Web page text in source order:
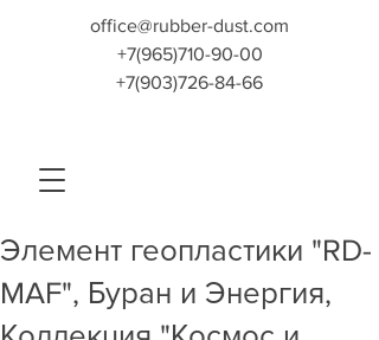
office@rubber-dust.com
+7(965)710-90-00
+7(903)726-84-66
Элемент геопластики "RD-
MAF", Буран и Энергия,